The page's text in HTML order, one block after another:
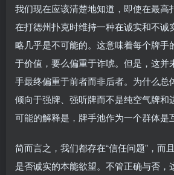
我们现在应该清楚地知道，即使在最高
在打德州扑克时维持一种在诚实和不诚
略几乎是不可能的。这意味着每个牌手
于价值，要么偏重于诈唬。但是，这并
手最终偏重于前者而非后者。为什么总
倾向于强牌、强听牌而不是纯空气牌和
可能的解释是，牌手池作为一个群体是
简而言之，我们都存在“信任问题”，而
是否诚实的本能欲望。不管正确与否，